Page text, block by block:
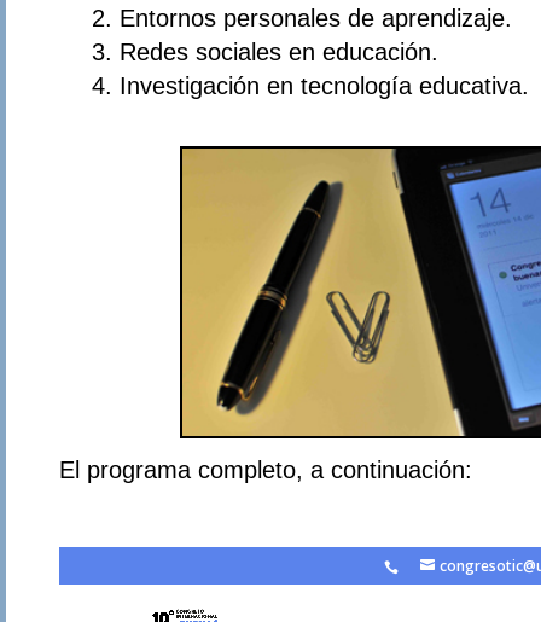
Entornos personales de aprendizaje.
Redes sociales en educación.
Investigación en tecnología educativa.
El programa completo, a continuación: